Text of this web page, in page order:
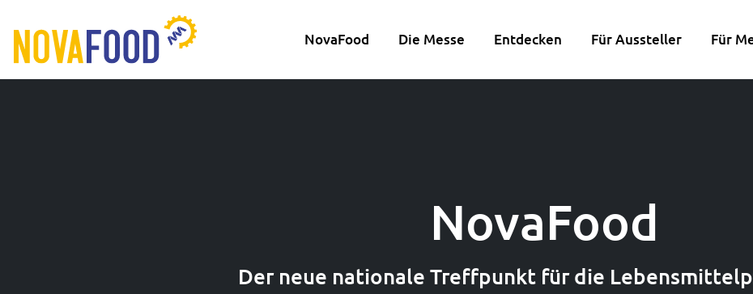
NovaFood Die Messe Entdecken Für Aussteller Für
NovaFood
Der neue nationale Treffpunkt für die